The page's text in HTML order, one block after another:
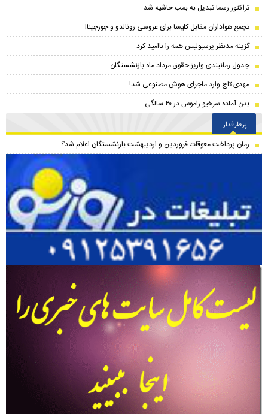
تراکتور رسما تبدیل به بمب حاشیه شد
تجمع هواداران مقابل کلیسا برای عروسی رونالدو و جورجینا!
گزینه مدنظر پرسپولیس همه را ناامید کرد
جدول زمانبندی واریز حقوق مرداد ماه بازنشستگان
مهدی تاج وارد ماجرای هوش مصنوعی شد!
بدن آماده سرخیو راموس در ۴۰ سالگی
پرطرفدار
زمان پرداخت معوقات فروردین و اردیبهشت بازنشستگان اعلام شد؟